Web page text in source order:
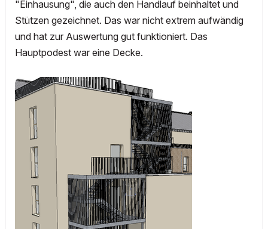
"Einhausung", die auch den Handlauf beinhaltet und
Stützen gezeichnet. Das war nicht extrem aufwändig
und hat zur Auswertung gut funktioniert. Das
Hauptpodest war eine Decke.